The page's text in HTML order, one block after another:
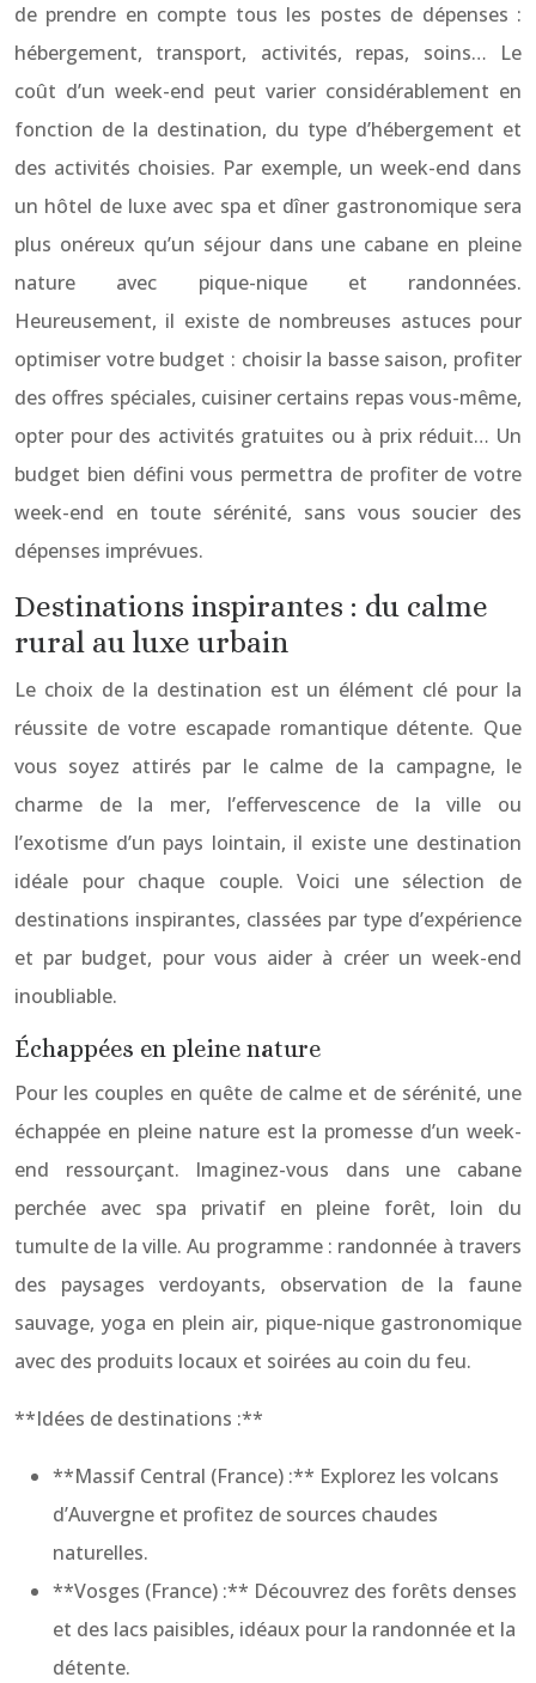
de prendre en compte tous les postes de dépenses :
hébergement, transport, activités, repas, soins… Le
coût d’un week-end peut varier considérablement en
fonction de la destination, du type d’hébergement et
des activités choisies. Par exemple, un week-end dans
un hôtel de luxe avec spa et dîner gastronomique sera
plus onéreux qu’un séjour dans une cabane en pleine
nature avec pique-nique et randonnées.
Heureusement, il existe de nombreuses astuces pour
optimiser votre budget : choisir la basse saison, profiter
des offres spéciales, cuisiner certains repas vous-même,
opter pour des activités gratuites ou à prix réduit… Un
budget bien défini vous permettra de profiter de votre
week-end en toute sérénité, sans vous soucier des
dépenses imprévues.
Destinations inspirantes : du calme
rural au luxe urbain
Le choix de la destination est un élément clé pour la
réussite de votre escapade romantique détente. Que
vous soyez attirés par le calme de la campagne, le
charme de la mer, l’effervescence de la ville ou
l’exotisme d’un pays lointain, il existe une destination
idéale pour chaque couple. Voici une sélection de
destinations inspirantes, classées par type d’expérience
et par budget, pour vous aider à créer un week-end
inoubliable.
Échappées en pleine nature
Pour les couples en quête de calme et de sérénité, une
échappée en pleine nature est la promesse d’un week-
end ressourçant. Imaginez-vous dans une cabane
perchée avec spa privatif en pleine forêt, loin du
tumulte de la ville. Au programme : randonnée à travers
des paysages verdoyants, observation de la faune
sauvage, yoga en plein air, pique-nique gastronomique
avec des produits locaux et soirées au coin du feu.
**Idées de destinations :**
**Massif Central (France) :** Explorez les volcans
d’Auvergne et profitez de sources chaudes
naturelles.
**Vosges (France) :** Découvrez des forêts denses
et des lacs paisibles, idéaux pour la randonnée et la
détente.